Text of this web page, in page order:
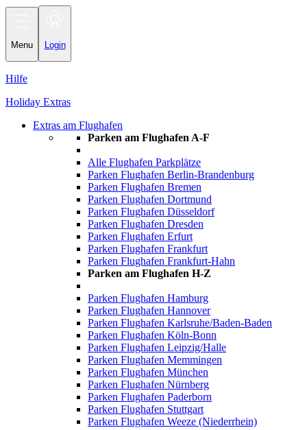
Menu Login
Hilfe
Holiday Extras
Extras am Flughafen
Parken am Flughafen A-F
Alle Flughafen Parkplätze
Parken Flughafen Berlin-Brandenburg
Parken Flughafen Bremen
Parken Flughafen Dortmund
Parken Flughafen Düsseldorf
Parken Flughafen Dresden
Parken Flughafen Erfurt
Parken Flughafen Frankfurt
Parken Flughafen Frankfurt-Hahn
Parken am Flughafen H-Z
Parken Flughafen Hamburg
Parken Flughafen Hannover
Parken Flughafen Karlsruhe/Baden-Baden
Parken Flughafen Köln-Bonn
Parken Flughafen Leipzig/Halle
Parken Flughafen Memmingen
Parken Flughafen München
Parken Flughafen Nürnberg
Parken Flughafen Paderborn
Parken Flughafen Stuttgart
Parken Flughafen Weeze (Niederrhein)